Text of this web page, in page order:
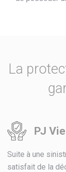
La
PJ
Suite à une
satisfait de la